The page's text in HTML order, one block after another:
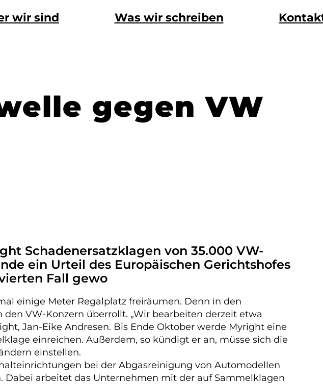
wir sind Was wir schreiben
gegen VW
Schadenersatzklagen von 35.000 VW-
ein Urteil des Europäischen Gerichtshofes
Fall gewo
einige Meter Regalplatz freiräumen. Denn in den
VW-Konzern überrollt. „Wir bearbeiten derzeit etwa
Jan-Eike Andresen. Bis Ende Oktober werde Myright eine
einreichen. Außerdem, so kündigt er an, müsse sich die
einstellen.
bei der Abgasreinigung von Automodellen
Dabei arbeitet das Unternehmen mit der auf Sammelklagen